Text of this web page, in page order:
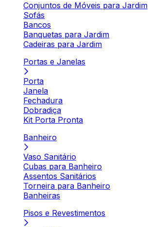
Conjuntos de Móveis para Jardim
Sofás
Bancos
Banquetas para Jardim
Cadeiras para Jardim
Portas e Janelas
Porta
Janela
Fechadura
Dobradiça
Kit Porta Pronta
Banheiro
Vaso Sanitário
Cubas para Banheiro
Assentos Sanitários
Torneira para Banheiro
Banheiras
Pisos e Revestimentos